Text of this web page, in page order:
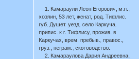
1. Камараули Леон Егорович, м.п.,
хозяин, 53 лет, женат, род. Тифлис.
губ. Душет. уезд, село Каркуча,
припис. к г. Тифлису, прожив. в
Каркучах, врем. пребыв., правос.,
груз., неграм., скотоводство.
2. Камараулова Дария Андреевна,